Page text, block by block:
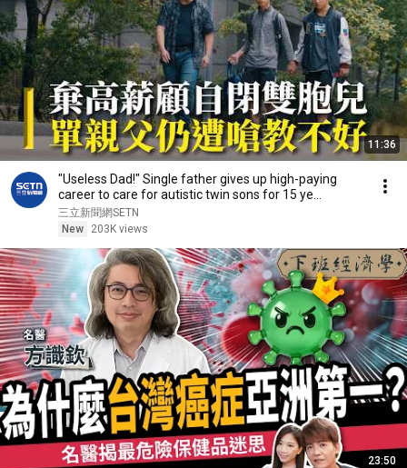
11:36
"Useless Dad!" Single father gives up high-paying
career to care for autistic twin sons for 15 ye...
三立新聞網SETN
New
203K views
23:50